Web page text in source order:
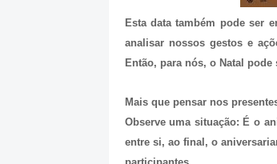
Esta data também pode ser
analisar nossos gestos e
Então, para nós, o Natal
Mais que pensar nos
Observe uma situação: É o
entre si, ao final, o